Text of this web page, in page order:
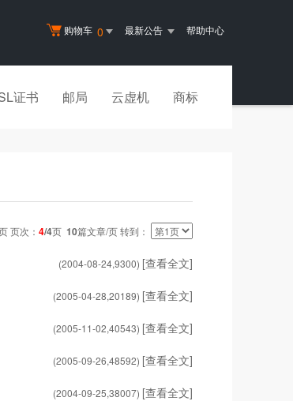
购物车 0 最新公告 帮助中心
证书 邮局 云虚机 商标
页次： 4/4页 10篇文章/页 转到：
(2004-08-24,9300) [查看全文]
(2005-04-28,20189) [查看全文]
(2005-11-02,40543) [查看全文]
(2005-09-26,48592) [查看全文]
(2004-09-25,38007) [查看全文]